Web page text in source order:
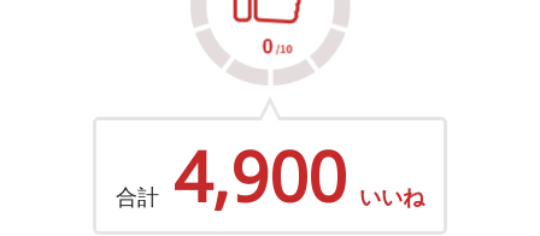
合計 4,900 いいね